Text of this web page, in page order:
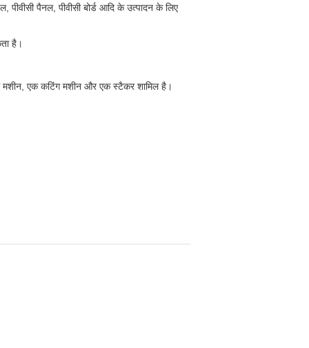
पीवीसी पैनल, पीवीसी बोर्ड आदि के उत्पादन के लिए
है।
एक कटिंग मशीन और एक स्टैकर शामिल है।